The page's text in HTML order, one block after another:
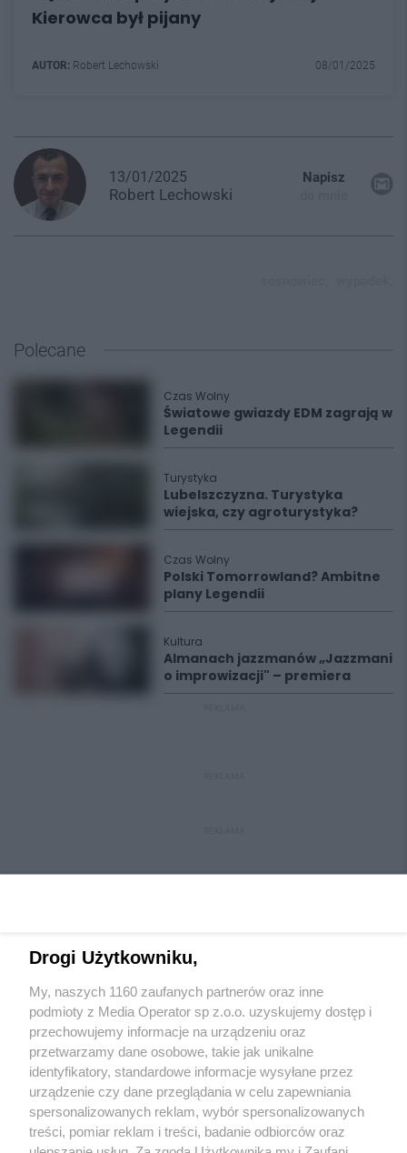
Kierowca był pijany
AUTOR: Robert Lechowski 08/01/2025
13/01/2025
Robert Lechowski
Napisz
Polecane
Czas Wolny
Światowe gwiazdy EDM zagrają w
Legendii
Turystyka
Lubelszczyzna. Turystyka
wiejska, czy agroturystyka?
Czas Wolny
Polski Tomorrowland? Ambitne
plany Legendii
Kultura
Almanach jazzmanów „Jazzmani
o improwizacji" – premiera
Wydawca mediówlokalnych
Nie zapomnij
zapoznać się z:
polityką prywatności
Drogi Użytkowniku,
My, naszych 1160 zaufanych partnerów oraz inne
podmioty z Media Operator sp z.o.o. uzyskujemy dostęp i
przechowujemy informacje na urządzeniu oraz
przetwarzamy dane osobowe, takie jak unikalne
identyfikatory, standardowe informacje wysyłane przez
urządzenie czy dane przeglądania w celu zapewniania
spersonalizowanych reklam, wybór spersonalizowanych
treści, pomiar reklam i treści, badanie odbiorców oraz